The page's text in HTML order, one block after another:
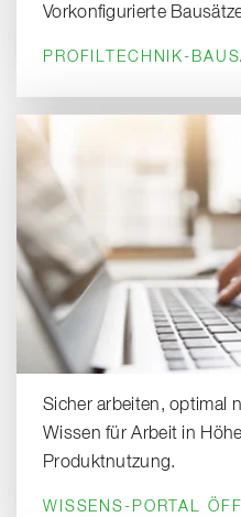
Vorkonfigurierte
PROFILTECHNIK-
Sicher arbeiten, optimal
Wissen für Arbeit in
Produktnutzung.
WISSENS-PORTAL